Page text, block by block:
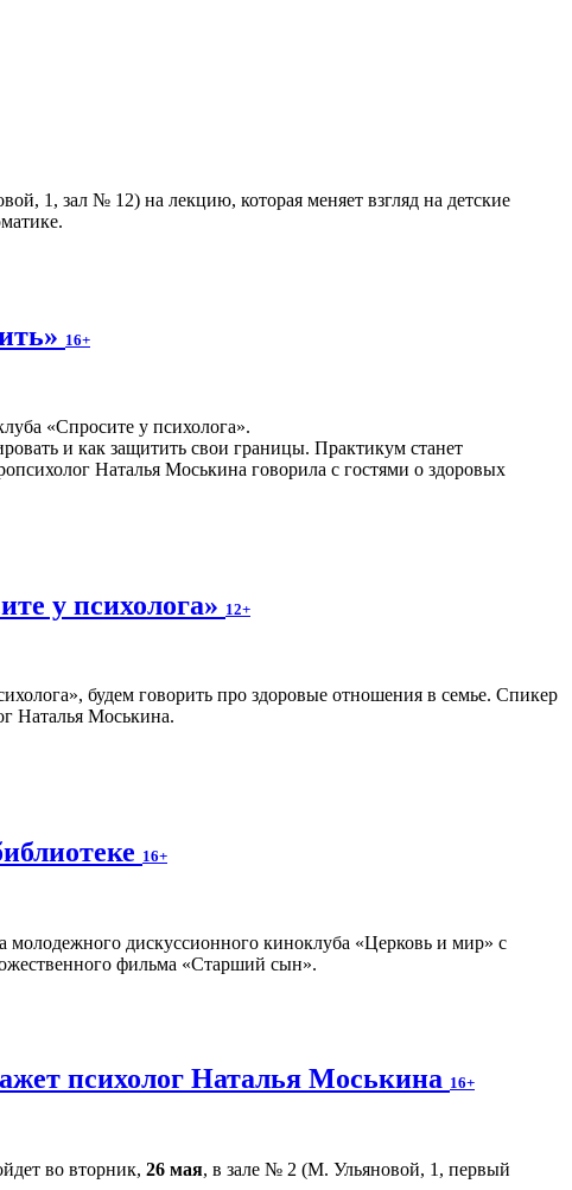
1, зал № 12) на лекцию, которая меняет взгляд на детские
16+
«Спросите у психолога».
и как защитить свои границы. Практикум станет
Наталья Моськина говорила с гостями о здоровых
у психолога» 12+
будем говорить про здоровые отношения в семье. Спикер
Наталья Моськина.
16+
молодежного дискуссионного киноклуба «Церковь и мир» с
фильма «Старший сын».
психолог Наталья Моськина 16+
во вторник, 26 мая, в зале № 2 (М. Ульяновой, 1, первый